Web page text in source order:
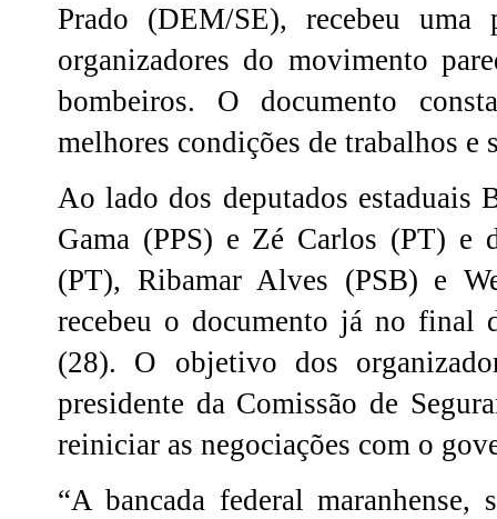
Prado (DEM/SE), recebeu uma
organizadores do movimento
bombeiros. O documento
melhores condições de trabalhos e
Ao lado dos deputados estaduais
Gama (PPS) e Zé Carlos (PT) e
(PT), Ribamar Alves (PSB) e
recebeu o documento já no final
(28). O objetivo dos
presidente da Comissão de
reiniciar as negociações com o
“A bancada federal maranhense,